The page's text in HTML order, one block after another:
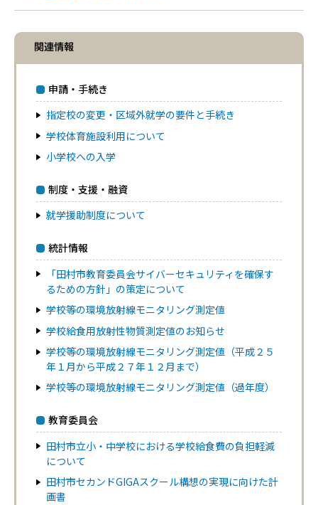
関連情報
申請・手続き
指定校の変更・区域外就学の要件と手続き
学校体育施設利用について
小学校への入学
制度・支援・融資
就学援助制度について
統計情報
「田村市教育委員会サイバーセキュリティを確保す
るための方針」の策定について
学校等の環境放射線モニタリング測定値
学校給食用放射性物質測定値のお知らせ
学校等の環境放射線モニタリング測定値（平成２５
年１月から平成２７年１２月まで）
学校等の環境放射線モニタリング測定値（過年度）
教育委員会
田村市立小・中学校における学校給食費の負担軽減
について
田村市セカンドGIGAスクール構想の実現に向けた計
画書